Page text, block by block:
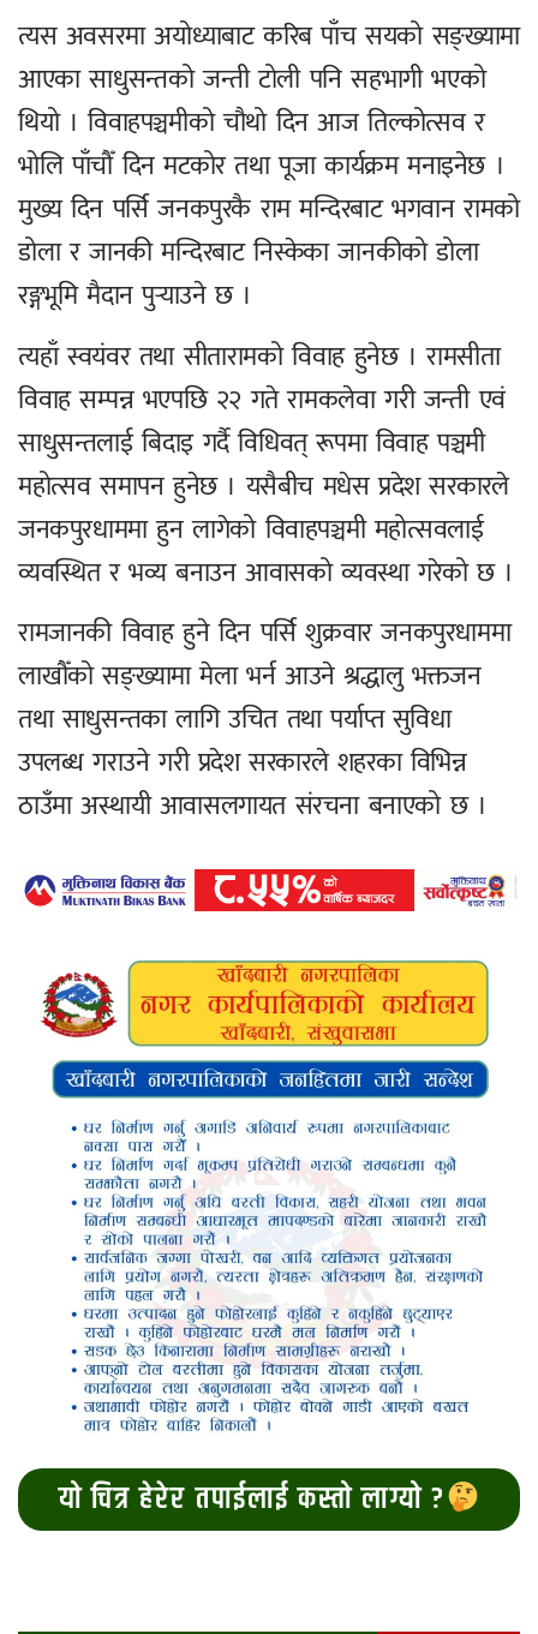
त्यस अवसरमा अयोध्याबाट करिब पाँच सयको सङ्ख्यामा
आएका साधुसन्तको जन्ती टोली पनि सहभागी भएको
थियो । विवाहपञ्चमीको चौथो दिन आज तिल्कोत्सव र
भोलि पाँचौँ दिन मटकोर तथा पूजा कार्यक्रम मनाइनेछ ।
मुख्य दिन पर्सि जनकपुरकै राम मन्दिरबाट भगवान रामको
डोला र जानकी मन्दिरबाट निस्केका जानकीको डोला
रङ्गभूमि मैदान पुर्‍याउने छ ।
त्यहाँ स्वयंवर तथा सीतारामको विवाह हुनेछ । रामसीता
विवाह सम्पन्न भएपछि २२ गते रामकलेवा गरी जन्ती एवं
साधुसन्तलाई बिदाइ गर्दै विधिवत् रूपमा विवाह पञ्चमी
महोत्सव समापन हुनेछ । यसैबीच मधेस प्रदेश सरकारले
जनकपुरधाममा हुन लागेको विवाहपञ्चमी महोत्सवलाई
व्यवस्थित र भव्य बनाउन आवासको व्यवस्था गरेको छ ।
रामजानकी विवाह हुने दिन पर्सि शुक्रवार जनकपुरधाममा
लाखौँको सङ्ख्यामा मेला भर्न आउने श्रद्धालु भक्तजन
तथा साधुसन्तका लागि उचित तथा पर्याप्त सुविधा
उपलब्ध गराउने गरी प्रदेश सरकारले शहरका विभिन्न
ठाउँमा अस्थायी आवासलगायत संरचना बनाएको छ ।
यो चित्र हेरेर तपाईलाई कस्तो लाग्यो ?